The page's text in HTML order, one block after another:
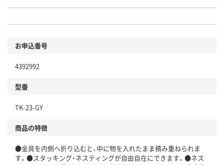
お申込番号
4392992
型番
TK-23-GY
商品の特徴
●金具を内側へ折り込むと、中に物を入れたまま積み重ねられま
す。●スタッキング・ネスティングが自由自在にできます。●ネス